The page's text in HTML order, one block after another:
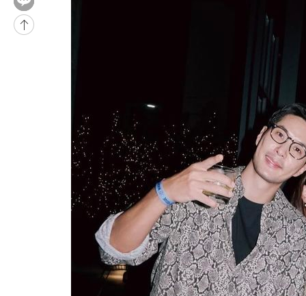
-4698초 전 >
[속보]與 당대표 경선, 제주·인천 권리당원 투표 김민석 승리
25분 전 >
강릉에 시간당 81.4㎜ 물폭탄…도로 잠기고 담벼락 붕괴
백운산서 80년근 천종산삼 9뿌리 발견…감정가 1.3억원
선재도서 해루질 나섰다 실종 60대, 닷새 만에 숨진 채 발견
남자 농구, 나고야 아시안게임서 '홈팀' 일본과 한일전
여수 오동도 해상서 모터보트 전복…1명 사망·1명 실종
극한폭염 한풀 꺾이지만…'낮 최고 35도' 무더위, 열대야 계속[다
축구협회 "압수수색·성접대 논란 사과…쇄신의 기회로 삼겠다"
[속보]'압수수색·성접대 논란' 축구협회 "실망과 걱정 안겨드려
'최고 37도' 폭염 지속…강원동해안 최대 150㎜ 비
[속보]뉴욕증시 상승 마감…S&P 0.6% 나스닥 1.3%↑